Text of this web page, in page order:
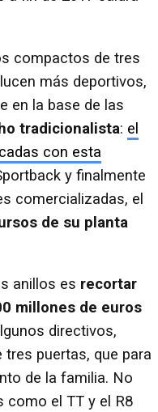
compactos de tres
más deportivos,
en la base de las
tradicionalista: el
con esta
y finalmente
comercializadas, el
de su planta
anillos es recortar
millones de euros
directivos,
puertas, que para
de la familia. No
como el TT y el R8